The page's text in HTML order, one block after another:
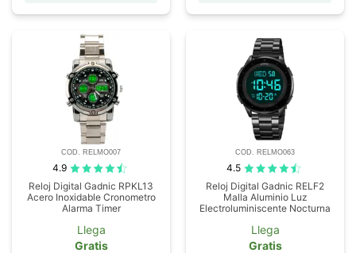
COD. RELMO007
4.9
Reloj Digital Gadnic RPKL13
Acero Inoxidable Cronometro
Alarma Timer
Llega
Gratis
COD. RELMO063
4.5
Reloj Digital Gadnic RELF2
Malla Aluminio Luz
Electroluminiscente Nocturna
Llega
Gratis